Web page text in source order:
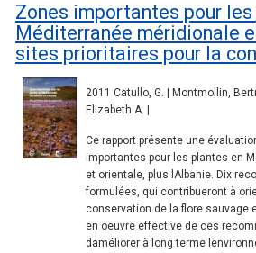
Zones importantes pour
Méditerranée méridionale
sites prioritaires pour la
2011 Catullo, G. | Montmollin,
Elizabeth A. |
Ce rapport présente une
importantes pour les plantes en
et orientale, plus lAlbanie. Dix
formulées, qui contribueront à
conservation de la flore sauvage
en oeuvre effective de ces
daméliorer à long terme